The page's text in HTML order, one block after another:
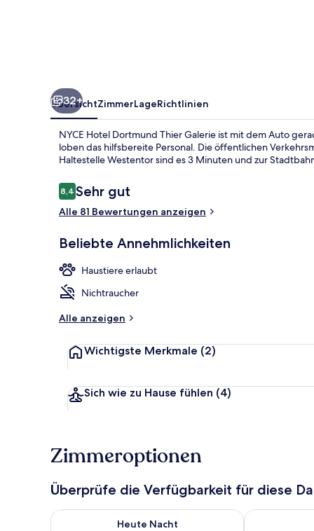
32+
ÜbersichtZimmerLageRichtlinien
NYCE Hotel Dortmund Thier Galerie ist mit dem Auto
loben das hilfsbereite Personal. Die öffentlichen
Haltestelle Westentor sind es 3 Minuten und zur
Bewertungen
8,48,4 von 10.
Sehr gut
Alle 81 Bewertungen anzeigen
Beliebte Annehmlichkeiten
Haustiere erlaubt
Nichtraucher
Alle anzeigen
Wichtigste Merkmale (2)
Sich wie zu Hause fühlen (4)
Zimmeroptionen
Überprüfe die Verfügbarkeit für diese
Heute Nacht
Überprüfe die Verfügbarkeit für heute Nacht, Aug. 8
Überprüfe